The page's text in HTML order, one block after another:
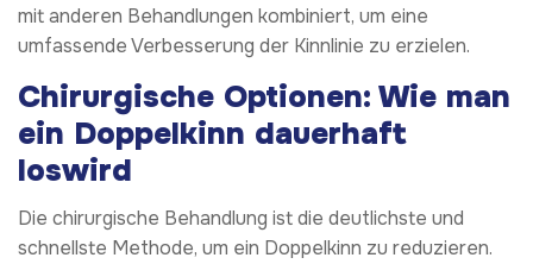
mit anderen Behandlungen kombiniert, um eine
umfassende Verbesserung der Kinnlinie zu erzielen.
Chirurgische Optionen: Wie man
ein Doppelkinn dauerhaft
loswird
Die chirurgische Behandlung ist die deutlichste und
schnellste Methode, um ein Doppelkinn zu reduzieren.